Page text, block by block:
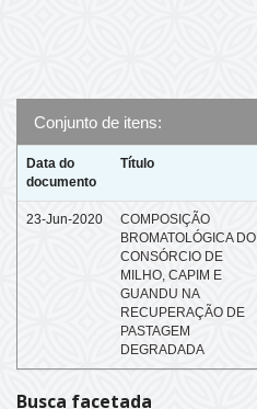
Conjunto de itens:
Data do
documento
Título
23-Jun-2020
COMPOSIÇÃO
BROMATOLÓGICA DO
CONSÓRCIO DE
MILHO, CAPIM E
GUANDU NA
RECUPERAÇÃO DE
PASTAGEM
DEGRADADA
Busca facetada